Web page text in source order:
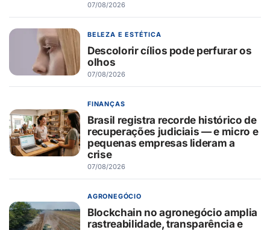
07/08/2026
BELEZA E ESTÉTICA
Descolorir cílios pode perfurar os
olhos
07/08/2026
FINANÇAS
Brasil registra recorde histórico de
recuperações judiciais — e micro e
pequenas empresas lideram a
crise
07/08/2026
AGRONEGÓCIO
Blockchain no agronegócio amplia
rastreabilidade, transparência e